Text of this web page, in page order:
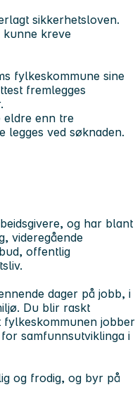
sikkerhetsloven.
kunne kreve
fylkeskommune sine
fremlegges
eldre enn tre
legges ved søknaden.
og har blant
videregående
offentlig
dager på jobb, i
Du blir raskt
jobber
samfunnsutviklinga i
og frodig, og byr på